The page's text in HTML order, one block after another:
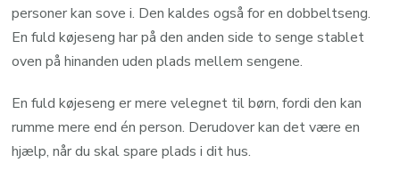
personer kan sove i. Den kaldes også for en dobbeltseng.
En fuld køjeseng har på den anden side to senge stablet
oven på hinanden uden plads mellem sengene.
En fuld køjeseng er mere velegnet til børn, fordi den kan
rumme mere end én person. Derudover kan det være en
hjælp, når du skal spare plads i dit hus.